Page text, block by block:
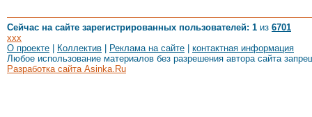
Сейчас на сайте зарегистрированных пользователей: 1 из 6701
xxx
О проекте
Коллектив Реклама на сайте
контактная информация
Любое использование материалов без разрешения автора сайта
Разработка сайта Asinka.Ru